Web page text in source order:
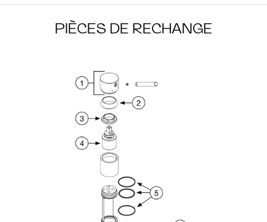
PIÈCES DE RECHANGE